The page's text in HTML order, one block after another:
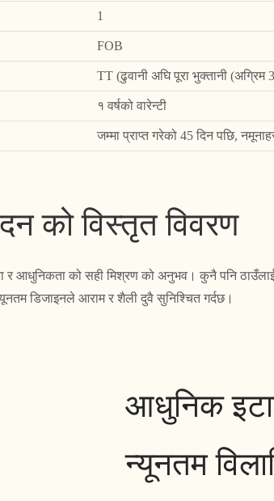
1
FOB
TT (ढुवानी अघि पूरा भुक्तानी (अग्रिम
१ वर्षको वारेन्टी
जम्मा प्राप्त गरेको 45 दिन पछि,
को विस्तृत विवरण
र आधुनिकता को सही मिश्रण को अनुभव। कुनै पनि
डिजाइनले आराम र शैली दुवै सुनिश्चित गर्दछ।
आधुनिक
न्यूनतम